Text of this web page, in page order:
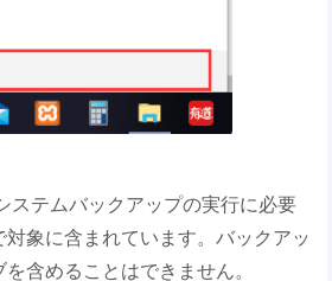
ステムバックアップの実行に必要
象に含まれています。バックアッ
含めることはできません。